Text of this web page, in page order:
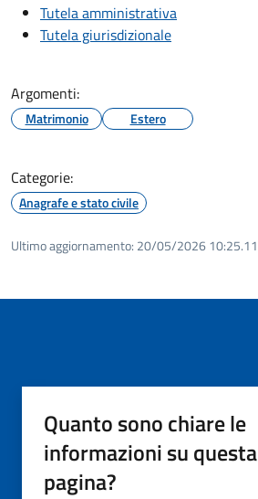
Tutela amministrativa
Tutela giurisdizionale
Argomenti:
Matrimonio Estero
Categorie:
Anagrafe e stato civile
Ultimo aggiornamento: 20/05/2026 10:25.11
Quanto sono chiare le
informazioni su questa
pagina?